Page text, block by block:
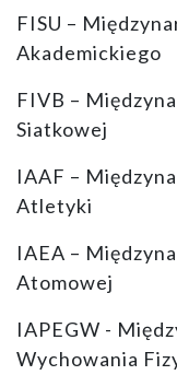
FISU –
Akademickiego
FIVB –
Siatkowej
IAAF –
Atletyki
IAEA –
Atomowej
IAPEGW -
Wychowania